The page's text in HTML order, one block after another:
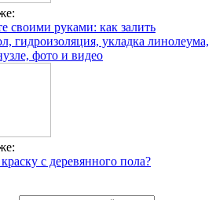
своими руками: как залить
гидроизоляция, укладка линолеума,
фото и видео
с деревянного пола?